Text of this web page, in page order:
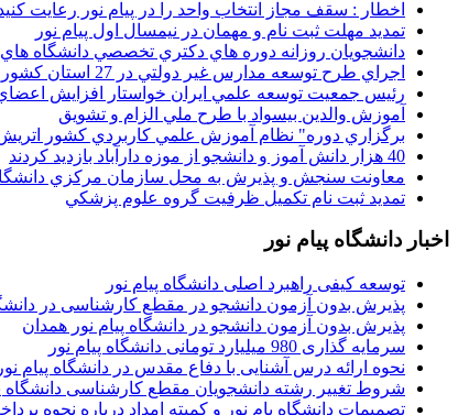
اخطار : سقف مجاز انتخاب واحد را در پیام نور رعایت
تمدید مهلت ثبت نام و مهمان در نیمسال اول پیام نور
دانشجويان روزانه دوره هاي دكتري تخصصي دانشگاه
اجراي طرح توسعه مدارس غير دولتي در 27 استان کشور
رئيس جمعيت توسعه علمي ايران خواستار افزايش
آموزش والدين بيسواد با طرح ملي الزام و تشويق
برگزاري دوره" نظام آموزش علمي كاربردي كشور
40 هزار دانش آموز و دانشجو از موزه دارآباد بازديد کردند
معاونت سنجش و پذيرش به محل سازمان مرکزي دانشگاه
تمديد ثبت نام تکميل ظرفيت گروه علوم پزشکي
اخبار دانشگاه پیام نور
توسعه کیفی راهبرد اصلی دانشگاه پیام نور
پذیرش بدون آزمون دانشجو در مقطع کارشناسی در
پذیرش بدون آزمون دانشجو در دانشگاه پیام نور همدان
سرمایه گذاری 980 میلیارد تومانی دانشگاه پیام نور
نحوه ارائه درس آشنایی با دفاع مقدس در دانشگاه پیام نور
شروط تغییر رشته دانشجویان مقطع کارشناسی دانشگاه
تصمیمات دانشگاه یام نور و کمیته امداد درباره نحوه